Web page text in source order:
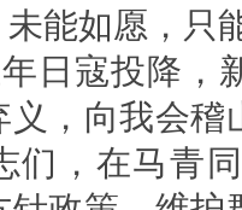
能如愿，只
寇投降，新
义，向我会
们，在马青